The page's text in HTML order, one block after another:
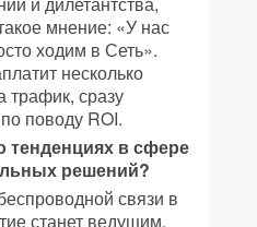
мнение: «У нас
ходим в Сеть».
несколько
трафик, сразу
поводу ROI.
тенденциях в сфере
решений?
связи в
станет ведущим.